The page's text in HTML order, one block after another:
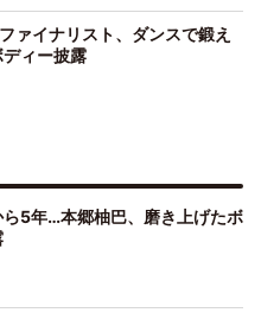
ァイナリスト、ダンスで鍛え
ディー披露
5年…本郷柚巴、磨き上げたボ